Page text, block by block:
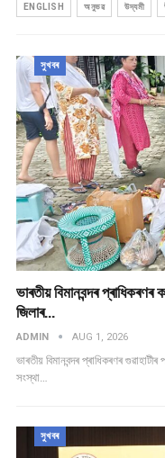
ENGLISH অনুভৱ উদ্যমী
সুখবৰ
ভাৰতীয় বিমানবন্দৰ
জিলাৰ…
ADMIN AUG 1, 2026
ভাৰতীয় বিমানবন্দৰ প্ৰাধিকৰণৰ
সংস্থা…
সুখবৰ